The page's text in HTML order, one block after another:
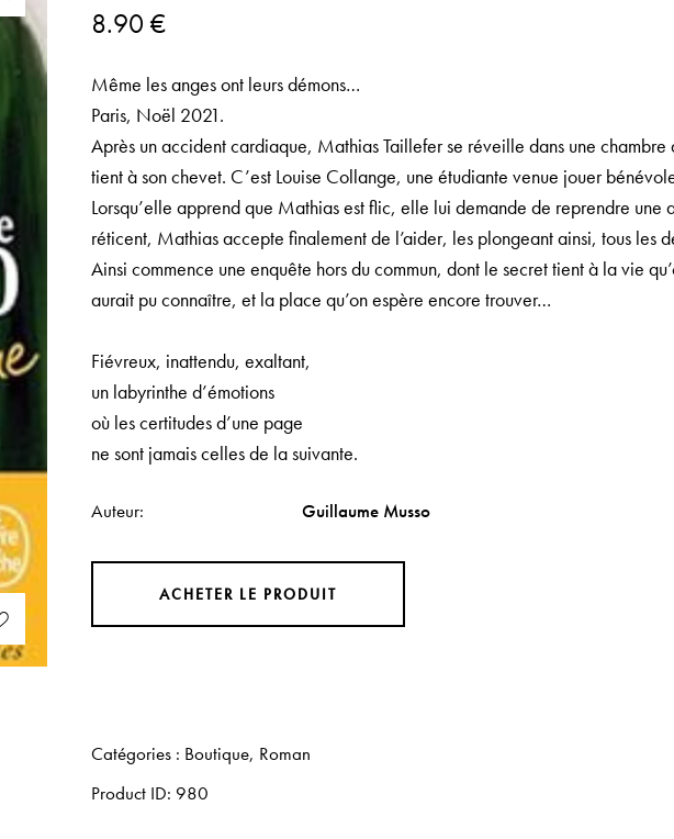
8.90€
Même les anges ont leurs démons…
Paris, Noël 2021.
Après un accident cardiaque, Mathias Taillefer se réveille dans une
tient à son chevet. C’est Louise Collange, une étudiante venue jouer
Lorsqu’elle apprend que Mathias est flic, elle lui demande de reprendre une
réticent, Mathias accepte finalement de l’aider, les plongeant ainsi, tous les
Ainsi commence une enquête hors du commun, dont le secret tient à la vie
aurait pu connaître, et la place qu’on espère encore trouver…
Fiévreux, inattendu, exaltant,
un labyrinthe d’émotions
où les certitudes d’une page
ne sont jamais celles de la suivante.
Auteur Guillaume Musso
ACHETER LE PRODUIT
Catégories : Boutique, Roman
Product ID: 980